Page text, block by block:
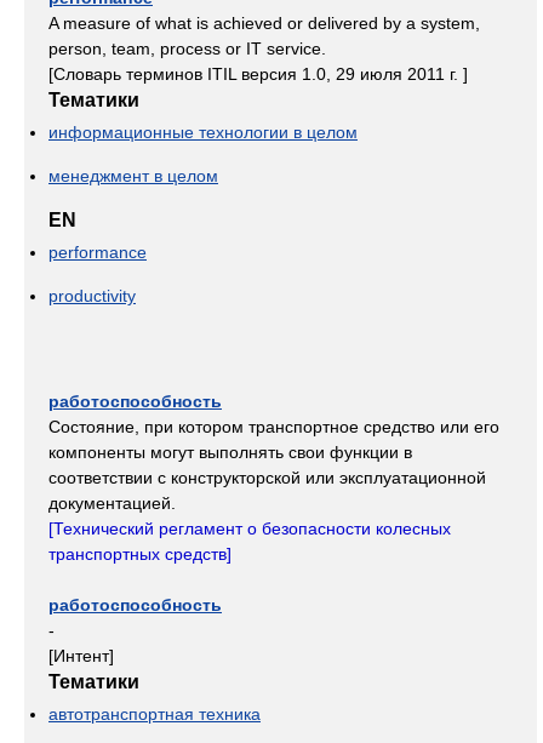
A measure of what is achieved or delivered by a system,
person, team, process or IT service.
[Словарь терминов ITIL версия 1.0, 29 июля 2011 г. ]
Тематики
информационные технологии в целом
менеджмент в целом
EN
performance
productivity
работоспособность
Состояние, при котором транспортное средство или его
компоненты могут выполнять свои функции в
соответствии с конструкторской или эксплуатационной
документацией.
[Технический регламент о безопасности колесных
транспортных средств]
работоспособность
-
[Интент]
Тематики
автотранспортная техника